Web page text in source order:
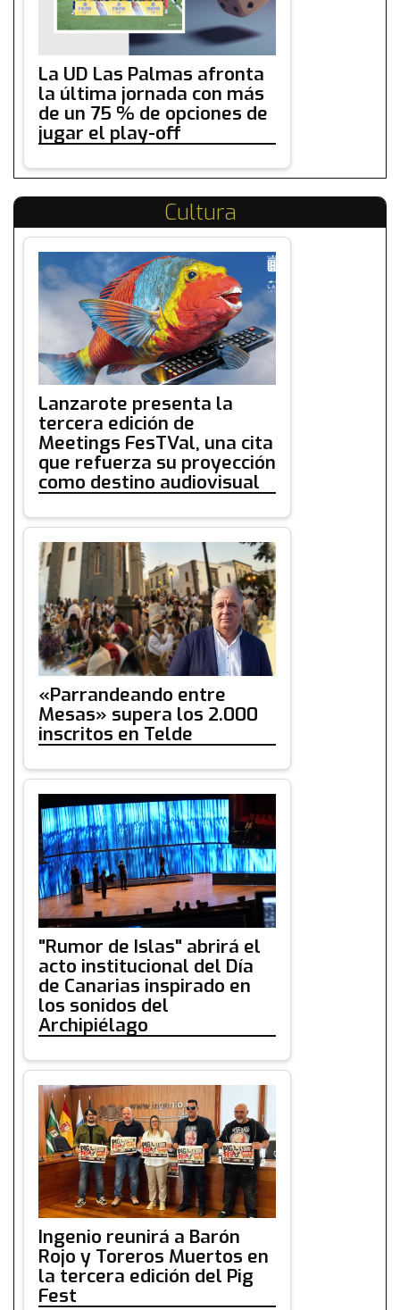
La UD Las Palmas afronta
la última jornada con más
de un 75 % de opciones de
jugar el play-off
Cultura
Lanzarote presenta la
tercera edición de
Meetings FesTVal, una cita
que refuerza su proyección
como destino audiovisual
«Parrandeando entre
Mesas» supera los 2.000
inscritos en Telde
"Rumor de Islas" abrirá el
acto institucional del Día
de Canarias inspirado en
los sonidos del
Archipiélago
Ingenio reunirá a Barón
Rojo y Toreros Muertos en
la tercera edición del Pig
Fest